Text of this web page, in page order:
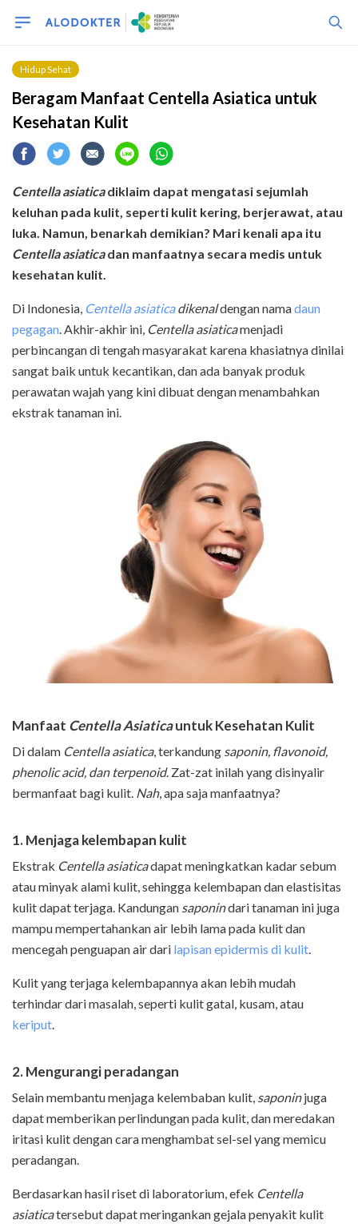
Hidup Sehat
Beragam Manfaat Centella Asiatica untuk
Kesehatan Kulit
Centella asiaticadiklaim dapat mengatasi sejumlah
keluhan pada kulit, seperti kulit kering, berjerawat, atau
luka. Namun, benarkah demikian? Mari kenali apa itu
Centella asiaticadan manfaatnya secara medis untuk
kesehatan kulit.
Di Indonesia, Centella asiaticadikenaldengan namadaun
pegagan. Akhir-akhir ini, Centella asiaticamenjadi
perbincangan di tengah masyarakat karena khasiatnya dinilai
sangat baik untuk kecantikan, dan ada banyak produk
perawatan wajah yang kini dibuat dengan menambahkan
ekstrak tanaman ini.
Manfaat Centella Asiaticauntuk Kesehatan Kulit
Di dalam Centella asiatica, terkandung saponin, flavonoid,
phenolic acid, dan terpenoid. Zat-zat inilah yang disinyalir
bermanfaat bagi kulit. Nah, apa saja manfaatnya?
1. Menjaga kelembapan kulit
Ekstrak Centella asiaticadapat meningkatkan kadar sebum
atau minyak alami kulit, sehingga kelembapan dan elastisitas
kulit dapat terjaga. Kandungan saponindari tanaman ini juga
mampu mempertahankan air lebih lama pada kulit dan
mencegah penguapan air dari lapisan epidermis di kulit.
Kulit yang terjaga kelembapannya akan lebih mudah
terhindar dari masalah, seperti kulit gatal, kusam, atau
keriput.
2. Mengurangi peradangan
Selain membantu menjaga kelembaban kulit, saponinjuga
dapat memberikan perlindungan pada kulit, dan meredakan
iritasi kulit dengan cara menghambat sel-sel yang memicu
peradangan.
Berdasarkan hasil riset di laboratorium, efek Centella
asiaticatersebut dapat meringankan gejala penyakit kulit